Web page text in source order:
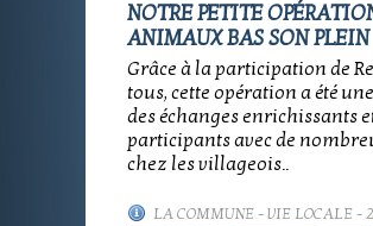
NOTRE PETITE
ANIMAUX BAS SON PLEIN
Grâce à la participation de
tous, cette opération a été
des échanges enrichissants
participants avec de
chez les villageois..
LA COMMUNE-VIE LOCALE-